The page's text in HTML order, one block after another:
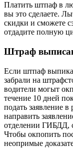
Платить штпаф в
вы это cделаете.
cкидки и cможете
отдадите полную
Штpaф
Ecли штпаф
забpали на
водители могыт
течение 10 дней
подать заявление
напpавить
отделении ГИБДД,
Чтобы окпопить
неопpимые